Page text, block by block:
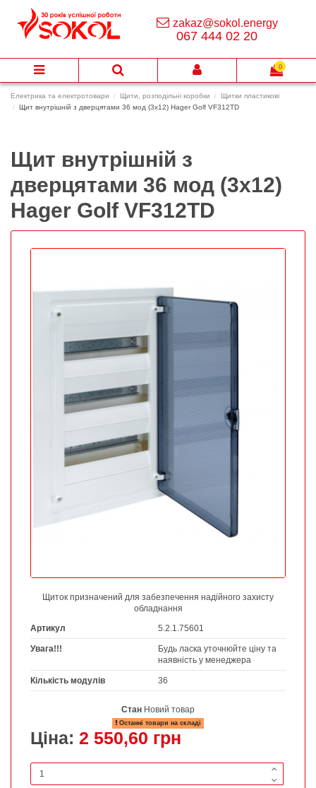
Електрика та електротовари Щити, розподільні коробки
Щитки пластикові
Щит внутрішній з дверцятами 36 мод (3х12) Hager Golf VF312TD
Щит внутрішній з
дверцятами 36 мод (3х12)
Hager Golf VF312TD
Щиток призначений для забезпечення надійного захисту
обладнання
Артикул
5.2.1.75601
Увага!!!
Будь ласка уточнюйте ціну та
наявність у менеджера
Кількість модулів 36
Стан Новий товар
Останні товари на складі
Ціна: 2 550,60 грн
zakaz@sokol.energy
067 444 02 20
0